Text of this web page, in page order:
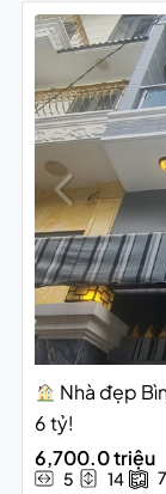
Nhà đẹp
6 tỷ!
6,700.0 triệu
5 14